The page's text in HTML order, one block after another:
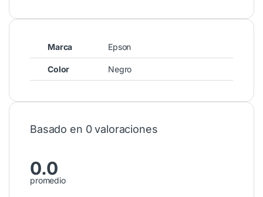
Marca Epson
Color Negro
Basado en 0 valoraciones
0.0
promedio